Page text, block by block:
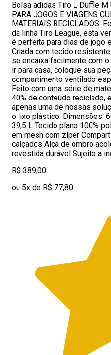
Bolsa adidas Tiro L Duffle M
PARA JOGOS E VIAGENS
MATERIAIS RECICLADOS.
da linha Tiro League, esta
é perfeita para dias de jogo
Criada com tecido
se encaixa facilmente com
ir para casa, coloque sua
compartimento ventilado
Feito com uma série de
40% de conteúdo reciclado,
apenas uma de nossas
o lixo plástico. Dimensões:
39,5 L Tecido plano 100%
em mesh com zíper
calçados Alça de ombro
revestida durável Sujeito a
R$ 389,00
ou 5x de R$ 77,80